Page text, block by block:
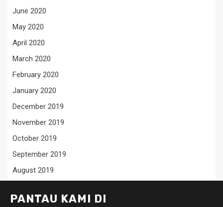
June 2020
May 2020
April 2020
March 2020
February 2020
January 2020
December 2019
November 2019
October 2019
September 2019
August 2019
PANTAU KAMI DI